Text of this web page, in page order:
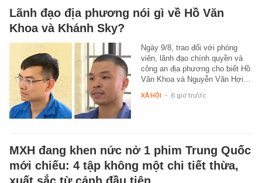
Lãnh đạo địa phương nói gì về Hồ Văn
Khoa và Khánh Sky?
Ngày 9/8, trao đổi với phóng
viên, lãnh đạo chính quyền và
công an địa phương cho biết Hồ
Văn Khoa và Nguyễn Văn Hợi…
XÃ HỘI - 6 giờ trước
MXH đang khen nức nở 1 phim Trung Quốc
mới chiếu: 4 tập không một chi tiết thừa,